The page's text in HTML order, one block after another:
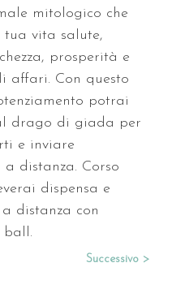
mitologico che
vita salute,
prosperità e
affari. Con questo
potrai
drago di giada per
e inviare
distanza. Corso
dispensa e
distanza con
ball.
Successivo >